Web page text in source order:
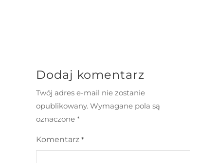
Dodaj komentarz
Twój adres e-mail nie zostanie
opublikowany. Wymagane pola są
oznaczone *
Komentarz *